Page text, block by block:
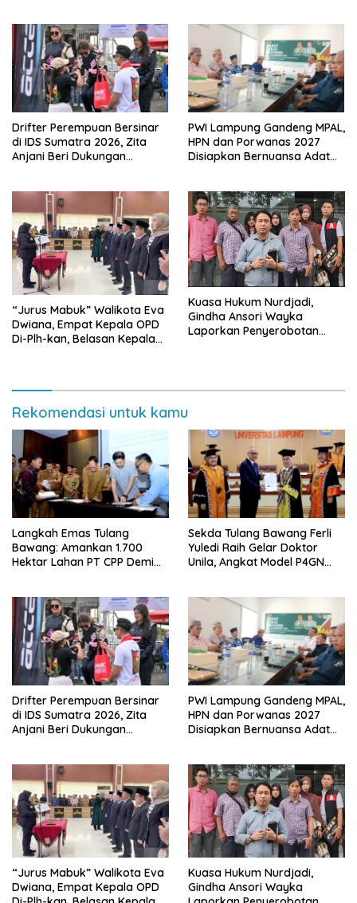
Drifter Perempuan Bersinar
di IDS Sumatra 2026, Zita
Anjani Beri Dukungan
PWI Lampung Gandeng MPAL,
HPN dan Porwanas 2027
Disiapkan Bernuansa Adat
“Jurus Mabuk” Walikota Eva
Dwiana, Empat Kepala OPD
Di-Plh-kan, Belasan Kepala
Kuasa Hukum Nurdjadi,
Gindha Ansori Wayka
Laporkan Penyerobotan
Rekomendasi untuk kamu
Langkah Emas Tulang
Bawang: Amankan 1.700
Hektar Lahan PT CPP Demi
Sekda Tulang Bawang Ferli
Yuledi Raih Gelar Doktor
Unila, Angkat Model P4GN
Drifter Perempuan Bersinar
di IDS Sumatra 2026, Zita
Anjani Beri Dukungan
PWI Lampung Gandeng MPAL,
HPN dan Porwanas 2027
Disiapkan Bernuansa Adat
“Jurus Mabuk” Walikota Eva
Dwiana, Empat Kepala OPD
Kuasa Hukum Nurdjadi,
Gindha Ansori Wayka